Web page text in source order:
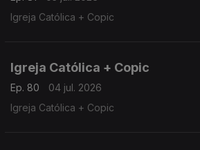
Igreja Católica + Copic
Igreja Católica + Copic
Ep. 80
04 jul. 2026
Igreja Católica + Copic